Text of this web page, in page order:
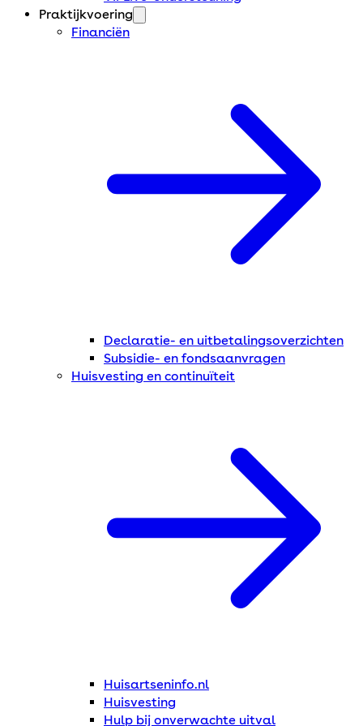
Praktijkvoering
Financiën
Declaratie- en uitbetalingsoverzichten
Subsidie- en fondsaanvragen
Huisvesting en continuïteit
Huisartseninfo.nl
Huisvesting
Hulp bij onverwachte uitval